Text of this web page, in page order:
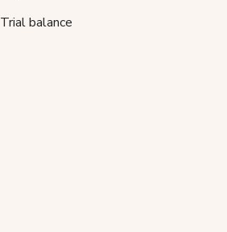
Trial balance